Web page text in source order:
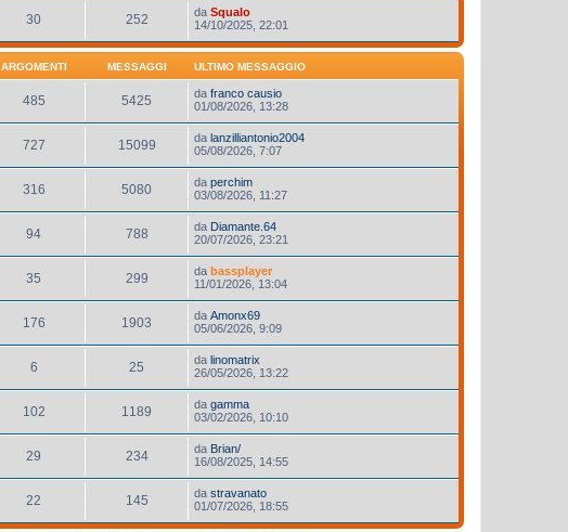
30 252 da Squalo
14/10/2025, 22:01
ARGOMENTI MESSAGGI ULTIMO MESSAGGIO
485 5425 da franco causio
01/08/2026, 13:28
727 15099 da lanzilliantonio2004
05/08/2026, 7:07
316 5080 da perchim
03/08/2026, 11:27
94 788 da Diamante.64
20/07/2026, 23:21
35 299 da bassplayer
11/01/2026, 13:04
176 1903 da Amonx69
05/06/2026, 9:09
6 25 da linomatrix
26/05/2026, 13:22
102 1189 da gamma
03/02/2026, 10:10
29 234 da Brian/
16/08/2025, 14:55
22 145 da stravanato
01/07/2026, 18:55